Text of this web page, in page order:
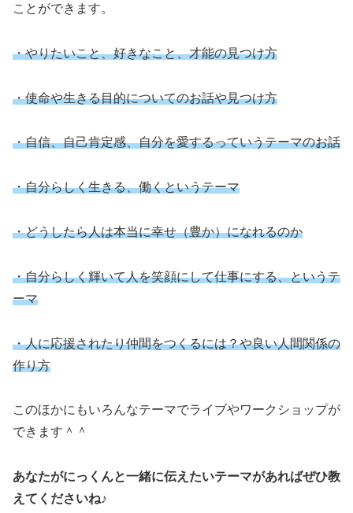
ことができます。
・やりたいこと、好きなこと、才能の見つけ方
・使命や生きる目的についてのお話や見つけ方
・自信、自己肯定感、自分を愛するっていうテーマのお話
・自分らしく生きる、働くというテーマ
・どうしたら人は本当に幸せ（豊か）になれるのか
・自分らしく輝いて人を笑顔にして仕事にする、というテ
ーマ
・人に応援されたり仲間をつくるには？や良い人間関係の
作り方
このほかにもいろんなテーマでライブやワークショップが
できます＾＾
あなたがにっくんと一緒に伝えたいテーマがあればぜひ教
えてくださいね♪